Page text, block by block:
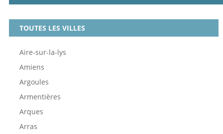
TOUTES LES VILLES
Aire-sur-la-lys
Amiens
Argoules
Armentières
Arques
Arras